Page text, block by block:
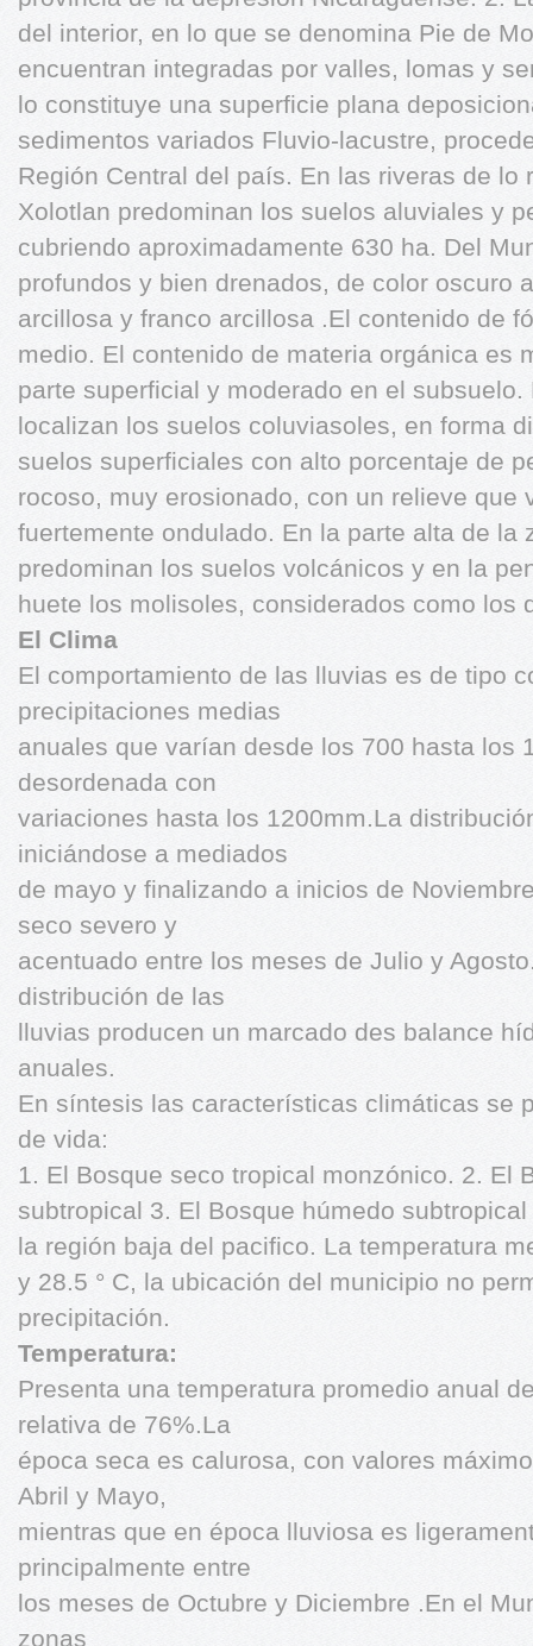
del interior, en lo que se denomina Pie de
encuentran integradas por valles, lomas y
lo constituye una superficie plana
sedimentos variados Fluvio-lacustre,
Región Central del país. En las riveras de lo
Xolotlan predominan los suelos aluviales y
cubriendo aproximadamente 630 ha. Del
profundos y bien drenados, de color oscuro
arcillosa y franco arcillosa .El contenido de
medio. El contenido de materia orgánica es
parte superficial y moderado en el
localizan los suelos coluviasoles, en forma
suelos superficiales con alto porcentaje de
rocoso, muy erosionado, con un relieve que
fuertemente ondulado. En la parte alta de la
predominan los suelos volcánicos y en la
huete los molisoles, considerados como los
El Clima
El comportamiento de las lluvias es de tipo
precipitaciones medias
anuales que varían desde los 700 hasta los
desordenada con
variaciones hasta los 1200mm.La
iniciándose a mediados
de mayo y finalizando a inicios de
seco severo y
acentuado entre los meses de Julio y
distribución de las
lluvias producen un marcado des balance
anuales.
En síntesis las características climáticas se
de vida:
1. El Bosque seco tropical monzónico. 2. El
subtropical 3. El Bosque húmedo
la región baja del pacifico. La temperatura
y 28.5 ° C, la ubicación del municipio no
precipitación.
Temperatura:
Presenta una temperatura promedio anual
relativa de 76%.La
época seca es calurosa, con valores
Abril y Mayo,
mientras que en época lluviosa es
principalmente entre
los meses de Octubre y Diciembre .En el
zonas